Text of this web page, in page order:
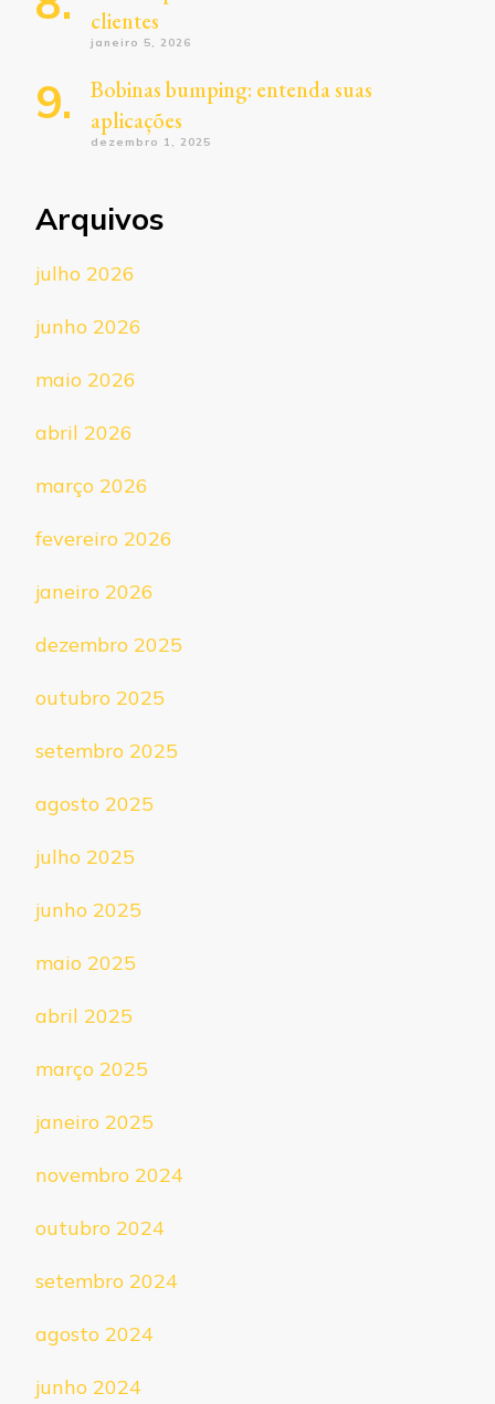
clientes
janeiro 5, 2026
Bobinas bumping: entenda suas
aplicações
dezembro 1, 2025
Arquivos
julho 2026
junho 2026
maio 2026
abril 2026
março 2026
fevereiro 2026
janeiro 2026
dezembro 2025
outubro 2025
setembro 2025
agosto 2025
julho 2025
junho 2025
maio 2025
abril 2025
março 2025
janeiro 2025
novembro 2024
outubro 2024
setembro 2024
agosto 2024
junho 2024